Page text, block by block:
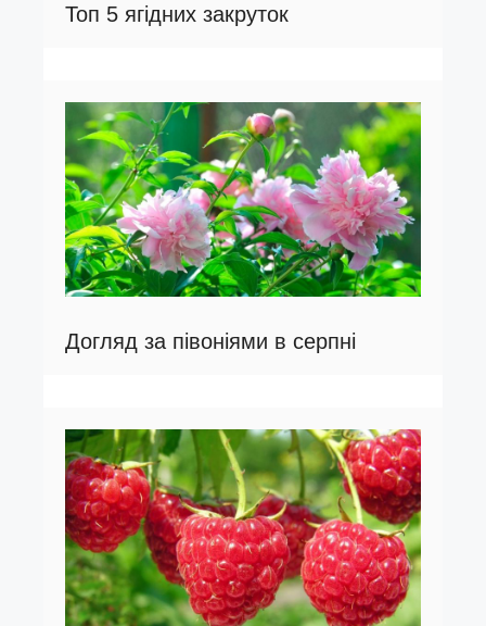
Топ 5 ягідних закруток
Догляд за півоніями в серпні